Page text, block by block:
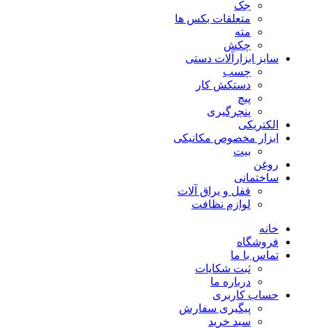
جک
متعلقات بکس ها
مته
چکش
سایز ابزارآلات دستی
چسب
دستکش کار
پیچ
پنچرگیری
الکتریکی
ابزار مخصوص مکانیکی
بیت
روغن
ساختمانی
قفل و یراق آلات
لوازم نظافت
خانه
فروشگاه
تماس با ما
ثبت شکایات
درباره ما
حساب کاربری
پیگیری سفارش
سبد خرید